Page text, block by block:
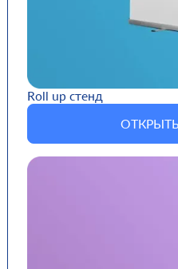
Roll up стенд